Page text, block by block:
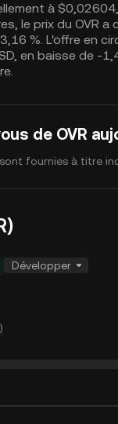
à
le prix du OVR
%. L'offre en
en baisse de -
de OVR
fournies à titre
Développer